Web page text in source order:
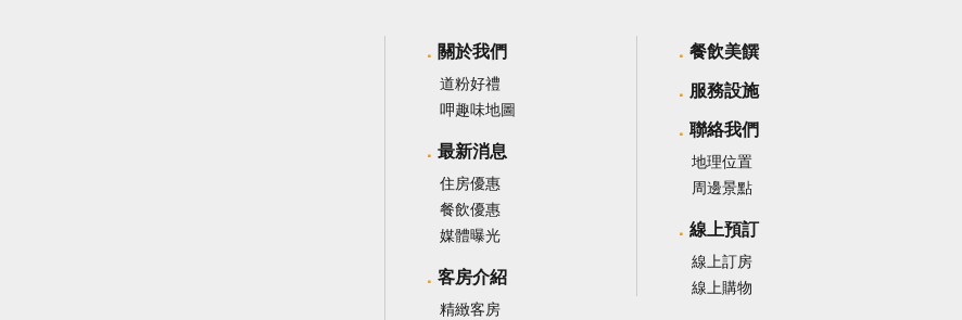
關於我們
道粉好禮
呷趣味地圖
最新消息
住房優惠
餐飲優惠
媒體曝光
客房介紹
精緻客房
餐飲美饌
服務設施
聯絡我們
地理位置
周邊景點
線上預訂
線上訂房
線上購物